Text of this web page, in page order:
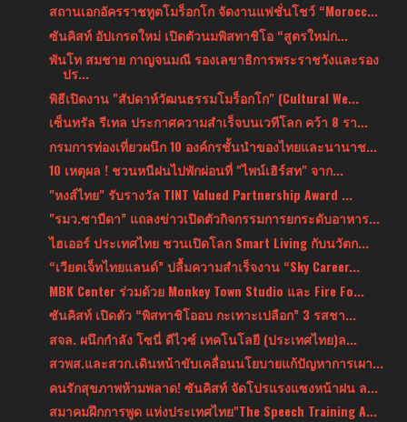
สถานเอกอัครราชทูตโมร็อกโก จัดงานแฟชั่นโชว์ “Morocc...
ซันคิสท์ อัปเกรดใหม่ เปิดตัวนมพิสทาชิโอ “สูตรใหม่ก...
พันโท สมชาย กาญจนมณี รองเลขาธิการพระราชวังและรอง
ปร...
พิธีเปิดงาน "สัปดาห์วัฒนธรรมโมร็อกโก" (Cultural We...
เซ็นทรัล รีเทล ประกาศความสำเร็จบนเวทีโลก คว้า 8 รา...
กรมการท่องเที่ยวผนึก 10 องค์กรชั้นนำของไทยและนานาช...
10 เหตุผล ! ชวนหนีฝนไปพักผ่อนที่ "ไพน์เฮิร์สท" จาก...
"หงส์ไทย" รับรางวัล TINT Valued Partnership Award ...
"รมว.ซาบีดา” แถลงข่าวเปิดตัวกิจกรรมการยกระดับอาหาร...
ไฮเออร์ ประเทศไทย ชวนเปิดโลก Smart Living กับนวัตก...
“เวียตเจ็ทไทยแลนด์” ปลื้มความสำเร็จงาน “Sky Career...
MBK Center ร่วมด้วย Monkey Town Studio และ Fire Fo...
ซันคิสท์ เปิดตัว “พิสทาชิโออบ กะเทาะเปลือก” 3 รสชา...
สจล. ผนึกกำลัง โซนี่ ดีไวซ์ เทคโนโลยี (ประเทศไทย)ล...
สวพส.และสวก.เดินหน้าขับเคลื่อนนโยบายแก้ปัญหาการเผา...
คนรักสุขภาพห้ามพลาด! ซันคิสท์ จัดโปรแรงแซงหน้าฝน ล...
สมาคมฝึกการพูด แห่งประเทศไทย"The Speech Training A...